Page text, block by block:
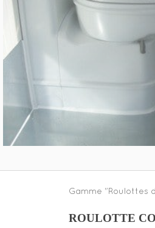
Gamme "Roulottes
ROULOTTE